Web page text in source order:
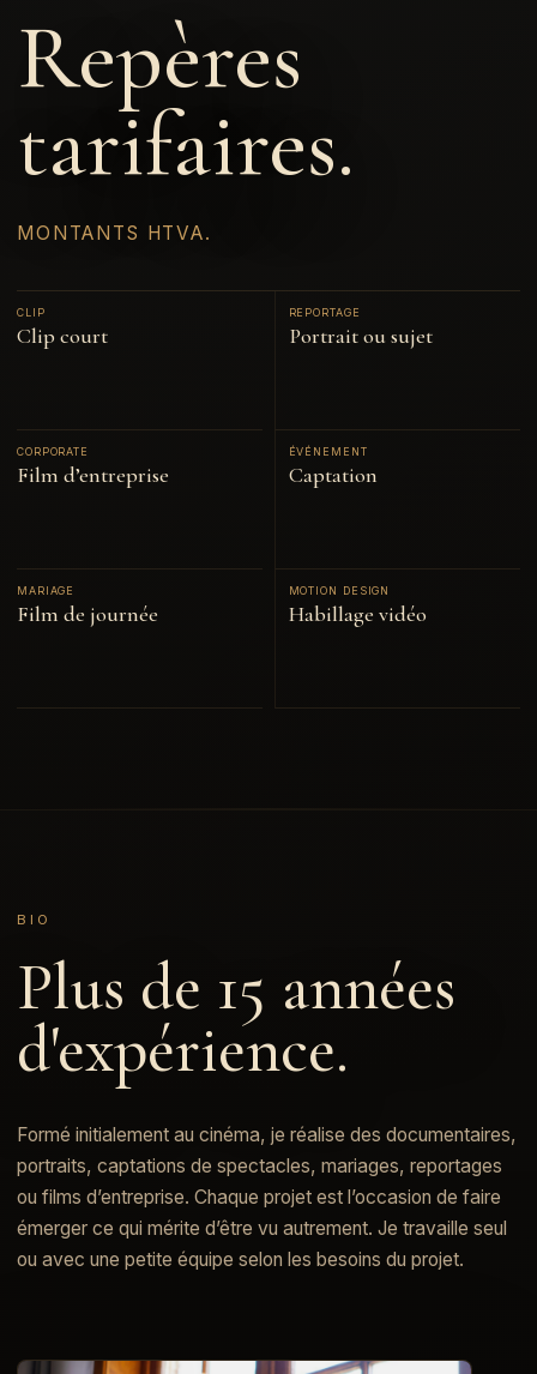
Repères
tarifaires.
MONTANTS HTVA.
CLIP
Clip court
REPORTAGE
Portrait ou sujet
CORPORATE
Film d’entreprise
ÉVÉNEMENT
Captation
MARIAGE
Film de journée
MOTION DESIGN
Habillage vidéo
BIO
Plus de 15 années
d'expérience.
Formé initialement au cinéma, je réalise des documentaires,
portraits, captations de spectacles, mariages, reportages
ou films d’entreprise. Chaque projet est l’occasion de faire
émerger ce qui mérite d’être vu autrement. Je travaille seul
ou avec une petite équipe selon les besoins du projet.